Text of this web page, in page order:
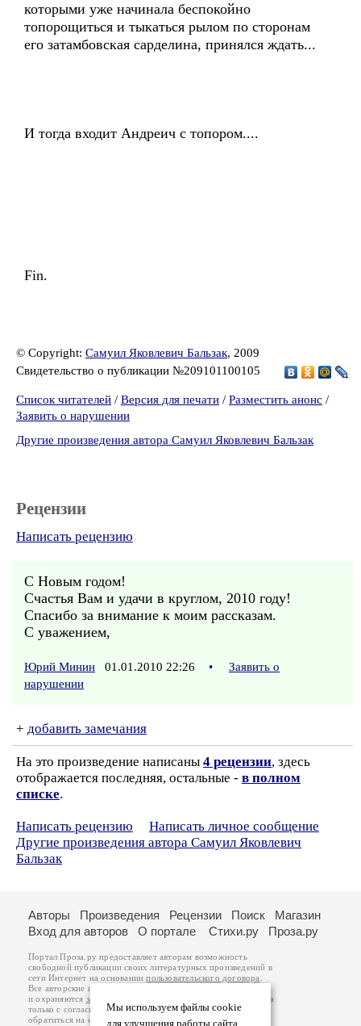
которыми уже начинала беспокойно
топорощиться и тыкаться рылом по сторонам
его затамбовская сарделина, принялся ждать...
И тогда входит Андреич с топором....
Fin.
© Copyright: Самуил Яковлевич Бальзак, 2009
Свидетельство о публикации №209101100105
Список читателей / Версия для печати / Разместить анонс /
Заявить о нарушении
Другие произведения автора Самуил Яковлевич Бальзак
Рецензии
Написать рецензию
С Новым годом!
Счастья Вам и удачи в круглом, 2010 году!
Спасибо за внимание к моим рассказам.
С уважением,
Юрий Минин 01.01.2010 22:26 •
Заявить о
нарушении
+ добавить замечания
На это произведение написаны 4 рецензии, здесь
отображается последняя, остальные - в полном
списке.
Написать рецензию
Написать личное сообщение
Другие произведения автора Самуил Яковлевич
Бальзак
Мы используем файлы cookie
для улучшения работы сайта.
Авторы Произведения Рецензии Поиск
Магазин
Вход для авторов
О портале Стихи.ру Проза.ру
Портал Проза.ру предоставляет авторам возможность
свободной публикации своих литературных произведений в
сети Интернет на основаниипользовательского договора
Все авторские права на произведения принадлежат авторам
и охраняются законом
. Перепечатка произведений возможна
только с согласия его автора, к которому вы можете
обратиться на его авторской странице. Ответственность за